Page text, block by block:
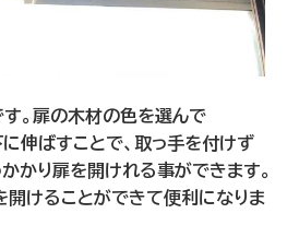
。扉の木材の色を選んで
伸ばすことで、取っ手を付けず
かり扉を開けれる事ができます。
開けることができて便利になりま